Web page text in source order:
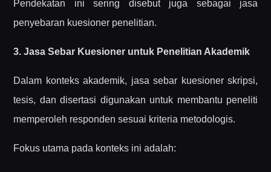
Pendekatan ini sering disebut juga sebagai jasa
penyebaran kuesioner penelitian.
3. Jasa Sebar Kuesioner untuk Penelitian Akademik
Dalam konteks akademik, jasa sebar kuesioner skripsi,
tesis, dan disertasi digunakan untuk membantu peneliti
memperoleh responden sesuai kriteria metodologis.
Fokus utama pada konteks ini adalah: